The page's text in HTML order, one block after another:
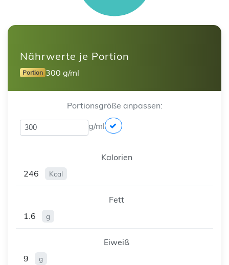
Nährwerte je Portion
Portion 300 g/ml
Portionsgröße anpassen:
g/ml
Kalorien
246
Kcal
Fett
1.6
g
Eiweiß
9
g